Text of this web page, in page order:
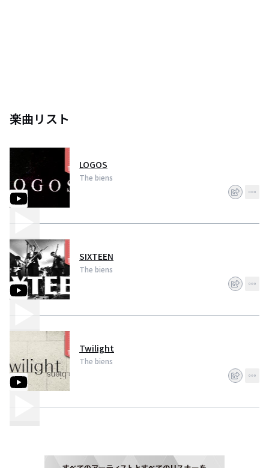
楽曲リスト
LOGOS
The biens
SIXTEEN
The biens
Twilight
The biens